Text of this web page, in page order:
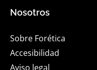
Nosotros
Sobre Forética
Accesibilidad
Aviso legal